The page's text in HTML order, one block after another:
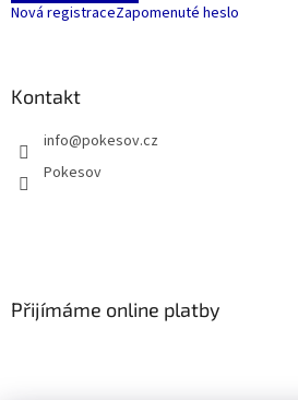
Nová registraceZapomenuté heslo
Kontakt
info@pokesov.cz
Pokesov
Přijímáme online platby